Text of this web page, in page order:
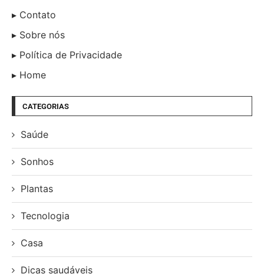
Contato
Sobre nós
Política de Privacidade
Home
CATEGORIAS
Saúde
Sonhos
Plantas
Tecnologia
Casa
Dicas saudáveis